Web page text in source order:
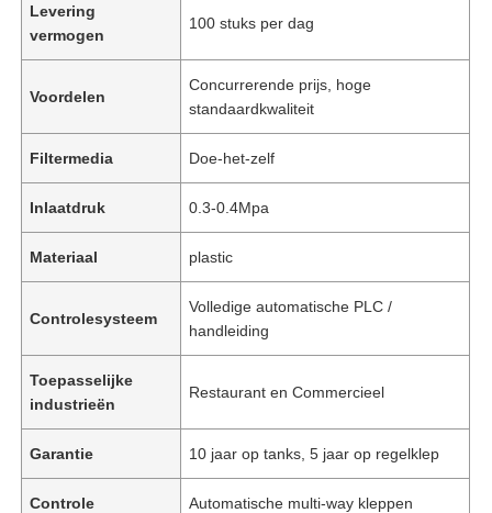
Levering
vermogen
100 stuks per dag
Voordelen
Concurrerende prijs, hoge
standaardkwaliteit
Filtermedia Doe-het-zelf
Inlaatdruk 0.3-0.4Mpa
Materiaal plastic
Controlesysteem
Volledige automatische PLC /
handleiding
Toepasselijke
industrieën
Restaurant en Commercieel
Garantie 10 jaar op tanks, 5 jaar op regelklep
Controle Automatische multi-way kleppen